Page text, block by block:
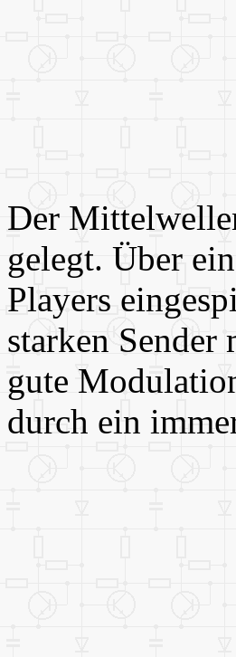
Der
gelegt. Über
Players
starken Sender
gute
durch ein